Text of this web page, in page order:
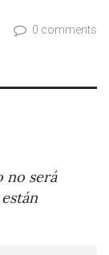
0 comments
no será